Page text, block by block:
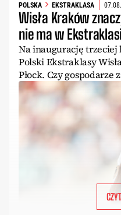
POLSKA EKSTRAKLASA
Wisła Kraków
nie ma w
Na inaugurację trzeciej
Polski Ekstraklasy
Płock. Czy gospodarze